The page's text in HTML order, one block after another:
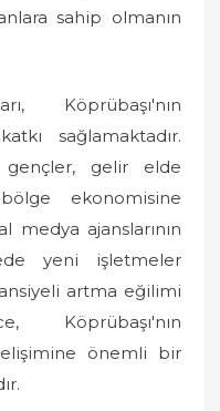
sahip olmanın
Köprübaşı'nın
sağlamaktadır.
gelir elde
ekonomisine
medya ajanslarının
yeni işletmeler
artma eğilimi
Köprübaşı'nın
önemli bir